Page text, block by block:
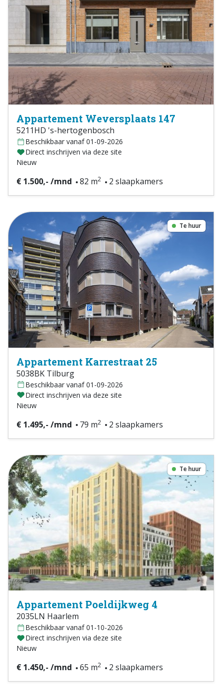
Appartement Weversplaats 147
5211HD 's-hertogenbosch
Beschikbaar vanaf 01-09-2026
Direct inschrijven via deze site
Nieuw
€ 1.500,- /mnd 82 m2 2 slaapkamers
Te huur
Appartement Karrestraat 25
5038BK Tilburg
Beschikbaar vanaf 01-09-2026
Direct inschrijven via deze site
Nieuw
€ 1.495,- /mnd 79 m2 2 slaapkamers
Te huur
Appartement Poeldijkweg 4
2035LN Haarlem
Beschikbaar vanaf 01-10-2026
Direct inschrijven via deze site
Nieuw
€ 1.450,- /mnd 65 m2 2 slaapkamers